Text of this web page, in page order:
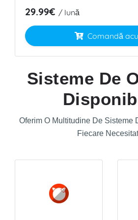
29.99€ / lună
Comandă
Sisteme De
Oferim O Multitudine De Sisteme
Fiecare